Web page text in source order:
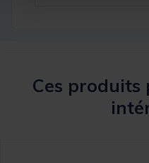
Ces